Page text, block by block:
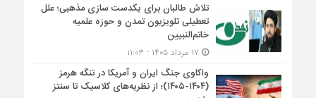
تلاش طالبان برای یکدست سازی مذهبی؛ علل
تعطیلی تلویزیون تمدن و حوزه علمیه
خاتم‌النبیین
واکاوی جنگ ایران و آمریکا در تنگه هرمز
(۱۴۰۴-۱۴۰۵)؛ از نظریه‌های کلاسیک تا سنتز